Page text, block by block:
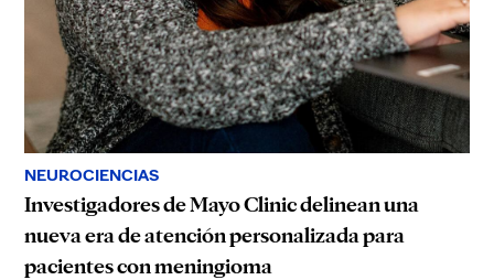
NEUROCIENCIAS
Investigadores de Mayo Clinic delinean una
nueva era de atención personalizada para
pacientes con meningioma